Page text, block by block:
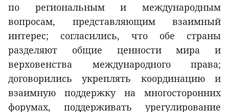
по региональным и международным
вопросам, представляющим взаимный
интерес; согласились, что обе страны
разделяют общие ценности мира и
верховенства международного права;
договорились укреплять координацию и
взаимную поддержку на многосторонних
форумах, поддерживать урегулирование